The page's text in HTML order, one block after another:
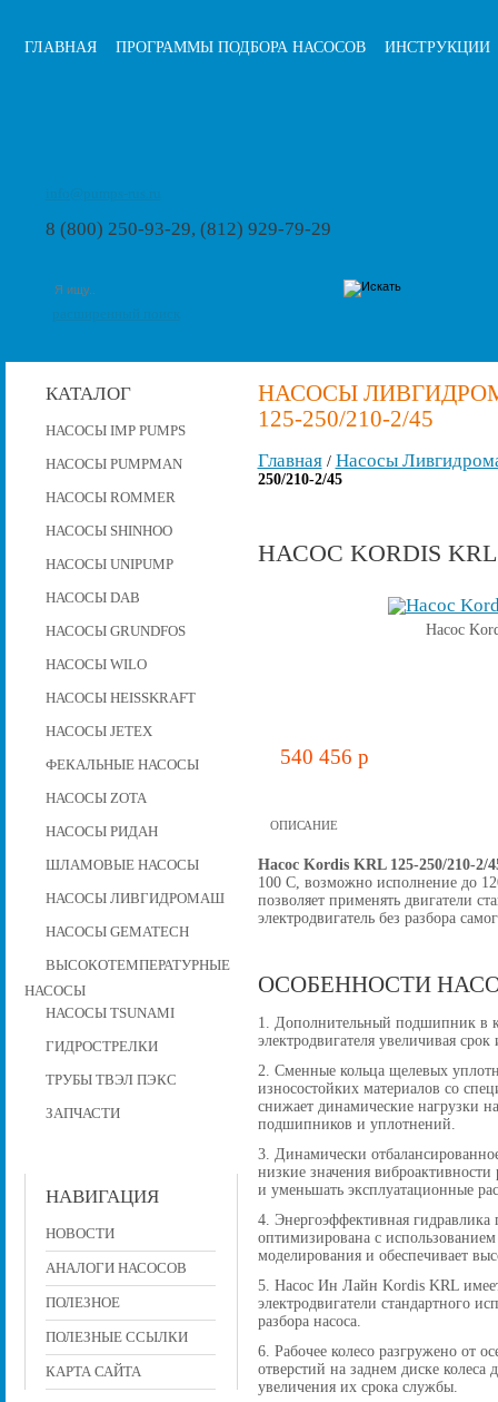
ГЛАВНАЯ ПРОГРАММЫ ПОДБОРА НАСОСОВ ИНСТРУКЦИИ
8 (800) 250-93-29, (812) 929-79-29
КАТАЛОГ
НАСОСЫ IMP PUMPS
НАСОСЫ PUMPMAN
НАСОСЫ ROMMER
НАСОСЫ SHINHOO
НАСОСЫ UNIPUMP
НАСОСЫ DAB
НАСОСЫ GRUNDFOS
НАСОСЫ WILO
НАСОСЫ HEISSKRAFT
НАСОСЫ JETEX
ФЕКАЛЬНЫЕ НАСОСЫ
НАСОСЫ ZOTA
НАСОСЫ РИДАН
ШЛАМОВЫЕ НАСОСЫ
НАСОСЫ ЛИВГИДРОМАШ
НАСОСЫ GEMATECH
ВЫСОКОТЕМПЕРАТУРНЫЕ
НАСОСЫ
НАСОСЫ TSUNAMI
ГИДРОСТРЕЛКИ
ТРУБЫ ТВЭЛ ПЭКС
ЗАПЧАСТИ
НАВИГАЦИЯ
НОВОСТИ
АНАЛОГИ НАСОСОВ
ПОЛЕЗНОЕ
ПОЛЕЗНЫЕ ССЫЛКИ
КАРТА САЙТА
НАСОСЫ
125-250/210-2/45
Главная/ Насосы
250/210-2/45
НАСОС KORDIS KRL
Насос
540 456 p
ОПИСАНИЕ
Насос Kordis KRL 125-250/210-2/
100 C, возможно исполнение до
позволяет применять двигатели
электродвигатель без разбора
ОСОБЕННОСТИ
1. Дополнительный подшипник в
электродвигателя увеличивая
2. Сменные кольца щелевых
износостойких материалов со
снижает динамические нагрузки
подшипников и уплотнений.
3. Динамически
низкие значения виброактивности
и уменьшать эксплуатационные
4. Энергоэффективная
оптимизирована с
моделирования и обеспечивает
5. Насос Ин Лайн Kordis KRL
электродвигатели стандартного
разбора насоса.
6. Рабочее колесо разгружено от
отверстий на заднем диске
увеличения их срока службы.